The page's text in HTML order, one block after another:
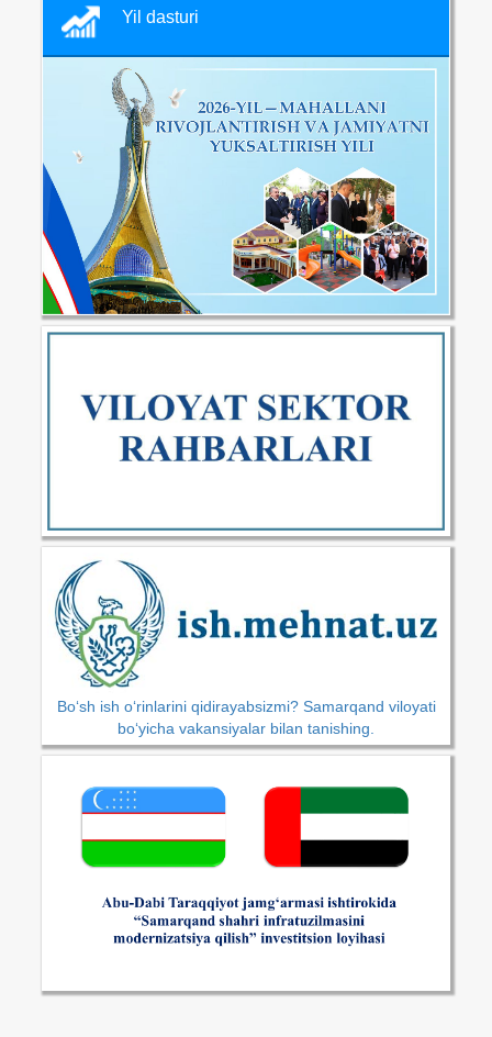
Yil dasturi
Bo‘sh ish o‘rinlarini qidirayabsizmi? Samarqand viloyati
bo‘yicha vakansiyalar bilan tanishing.